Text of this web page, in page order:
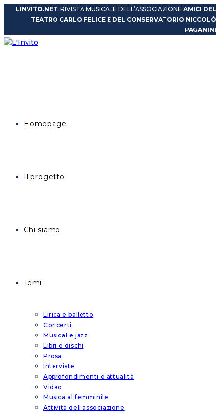
SaltaLINVITO.NET: RIVISTA MUSICALE DELL’ASSOCIAZIONE AMICI DEL
TEATRO CARLO FELICE E DEL CONSERVATORIO NICCOLÒ
PAGANINI
Homepage
Il progetto
Chi siamo
Temi
Lirica e balletto
Concerti
Musical e jazz
Libri e dischi
Prosa
Interviste
Approfondimenti e attualità
Video
Musica al femminile
Attività dell’associazione